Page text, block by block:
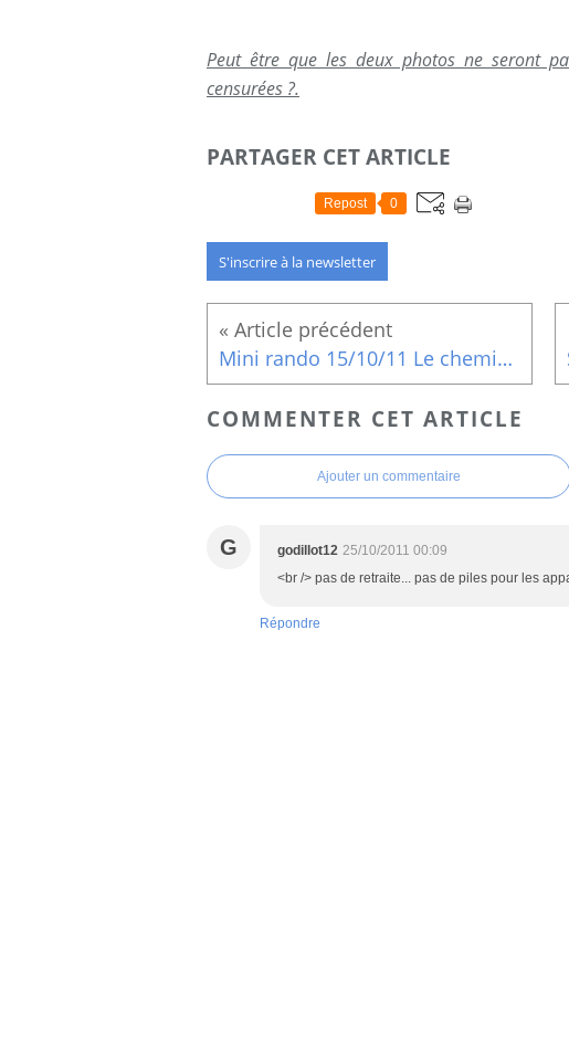
Peut être que les deux photos ne seront
censurées ?.
PARTAGER CET ARTICLE
Repost 0
S'inscrire à la newsletter
Mini rando 15/10/11 Le chemin du Chanvre
COMMENTER CET ARTICLE
Ajouter un commentaire
G godillot12 25/10/2011 00:09
<br /> pas de retraite... pas de piles pour les
Répondre